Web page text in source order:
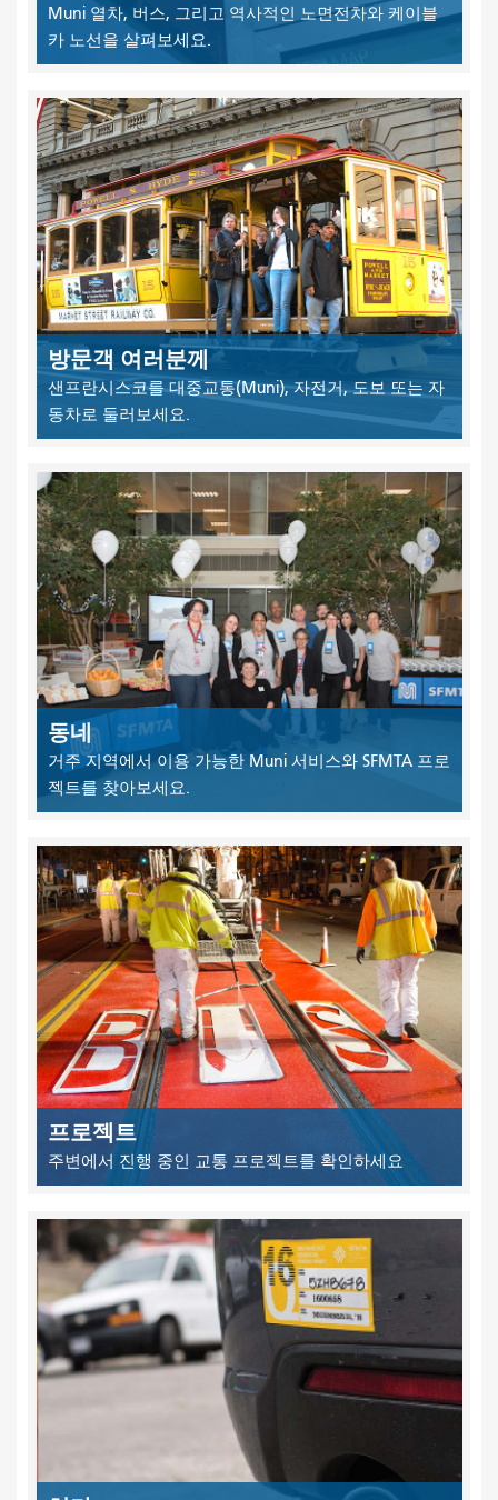
Muni 열차, 버스, 그리고 역사적인 노면전차와 케이블
카 노선을 살펴보세요.
방문객 여러분께
샌프란시스코를 대중교통(Muni), 자전거, 도보 또는 자
동차로 둘러보세요.
동네
거주 지역에서 이용 가능한 Muni 서비스와 SFMTA 프로
젝트를 찾아보세요.
프로젝트
주변에서 진행 중인 교통 프로젝트를 확인하세요